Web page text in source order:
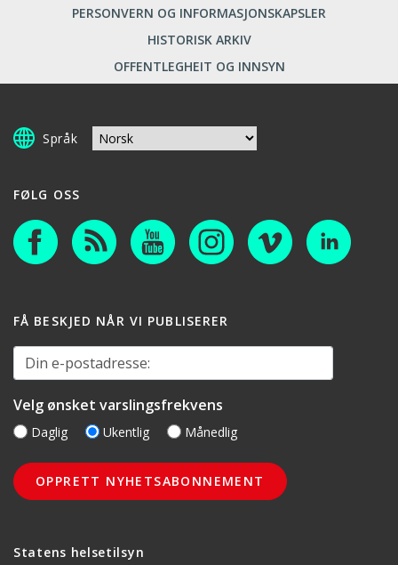
PERSONVERN OG INFORMASJONSKAPSLER
HISTORISK ARKIV
OFFENTLEGHEIT OG INNSYN
Språk
Statens helsetilsyn
FØLG OSS
FÅ BESKJED NÅR VI PUBLISERER
Din e-postadresse:
Velg ønsket varslingsfrekvens
Daglig Ukentlig Månedlig